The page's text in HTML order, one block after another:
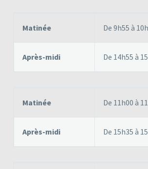
Matinée De 9h55 à
Après-midi De 14h55 à
Matinée De 11h00 à
Après-midi De 15h35 à